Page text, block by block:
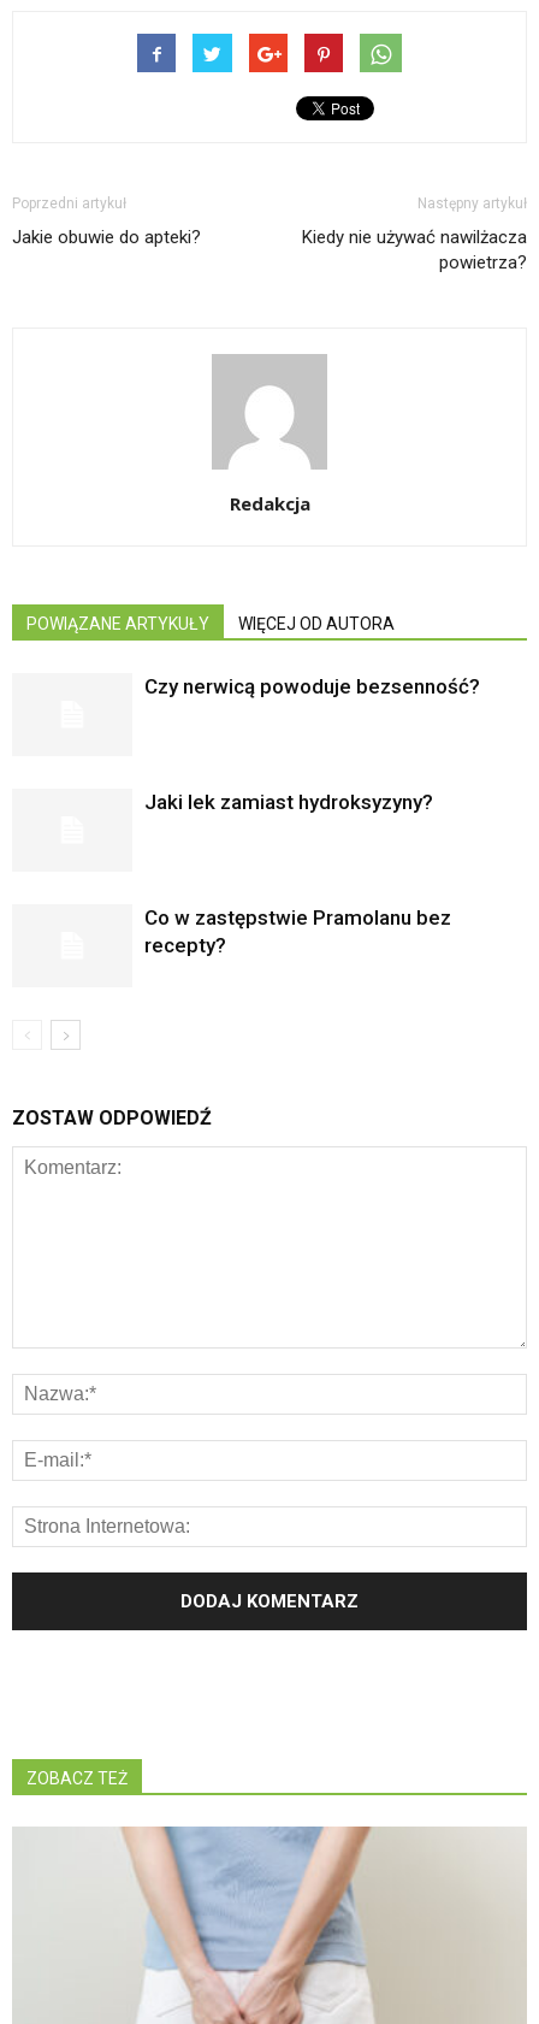
Poprzedni artykuł
Jakie obuwie do apteki?
Następny artykuł
Kiedy nie używać nawilżacza
powietrza?
Redakcja
POWIĄZANE ARTYKUŁY WIĘCEJ OD AUTORA
Czy nerwicą powoduje bezsenność?
Jaki lek zamiast hydroksyzyny?
Co w zastępstwie Pramolanu bez
recepty?
ZOSTAW ODPOWIEDŹ
ZOBACZ TEŻ